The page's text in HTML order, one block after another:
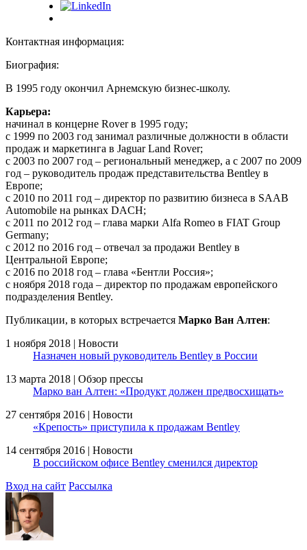
Контактная информация:
Биография:
В 1995 году окончил Арнемскую бизнес-школу.
Карьера:
начинал в концерне Rover в 1995 году;
с 1999 по 2003 год занимал различные должности в области
продаж и маркетинга в Jaguar Land Rover;
с 2003 по 2007 год – региональный менеджер, а с 2007 по 2009
год – руководитель продаж представительства Bentley в
Европе;
с 2010 по 2011 год – директор по развитию бизнеса в SAAB
Automobile на рынках DACH;
с 2011 по 2012 год – глава марки Alfa Romeo в FIAT Group
Germany;
с 2012 по 2016 год – отвечал за продажи Bentley в
Центральной Европе;
с 2016 по 2018 год – глава «Бентли Россия»;
с ноября 2018 года – директор по продажам европейского
подразделения Bentley.
Публикации, в которых встречается Марко Ван Алтен:
1 ноября 2018 | Новости
Назначен новый руководитель Bentley в России
13 марта 2018 | Обзор прессы
Марко ван Алтен: «Продукт должен предвосхищать»
27 сентября 2016 | Новости
«Крепость» приступила к продажам Bentley
14 сентября 2016 | Новости
В российском офисе Bentley сменился директор
Вход на сайт Рассылка